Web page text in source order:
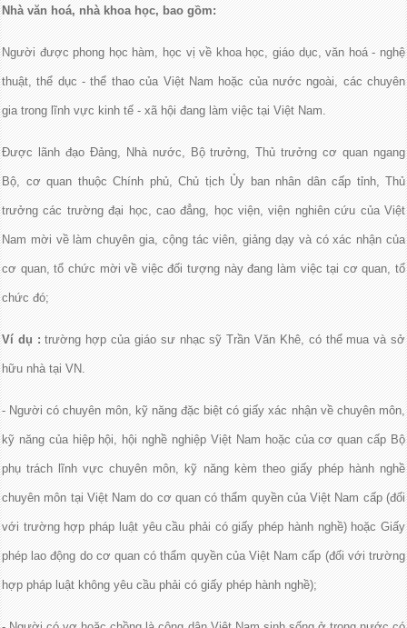
Nhà văn hoá, nhà khoa học, bao gồm:
Người được phong học hàm, học vị về khoa học, giáo dục, văn hoá - nghệ
thuật, thể dục - thể thao của Việt Nam hoặc của nước ngoài, các chuyên
gia trong lĩnh vực kinh tế - xã hội đang làm việc tại Việt Nam.
Được lãnh đạo Đảng, Nhà nước, Bộ trưởng, Thủ trưởng cơ quan ngang
Bộ, cơ quan thuộc Chính phủ, Chủ tịch Ủy ban nhân dân cấp tỉnh, Thủ
trưởng các trường đại học, cao đẳng, học viện, viện nghiên cứu của Việt
Nam mời về làm chuyên gia, cộng tác viên, giảng dạy và có xác nhận của
cơ quan, tổ chức mời về việc đối tượng này đang làm việc tại cơ quan, tổ
chức đó;
Ví dụ :trường hợp của giáo sư nhạc sỹ Trần Văn Khê, có thể mua và sở
hữu nhà tại VN.
- Người có chuyên môn, kỹ năng đặc biệt có giấy xác nhận về chuyên môn,
kỹ năng của hiệp hội, hội nghề nghiệp Việt Nam hoặc của cơ quan cấp Bộ
phụ trách lĩnh vực chuyên môn, kỹ năng kèm theo giấy phép hành nghề
chuyên môn tại Việt Nam do cơ quan có thẩm quyền của Việt Nam cấp (đối
với trường hợp pháp luật yêu cầu phải có giấy phép hành nghề) hoặc Giấy
phép lao động do cơ quan có thẩm quyền của Việt Nam cấp (đối với trường
hợp pháp luật không yêu cầu phải có giấy phép hành nghề);